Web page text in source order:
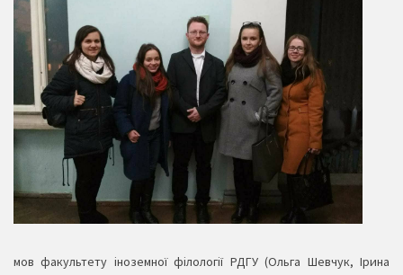
мов факультету іноземної філології РДГУ (Ольга Шевчук, Ірина